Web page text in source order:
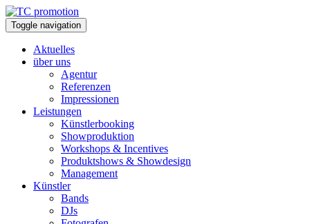
Toggle navigation
Aktuelles
über uns
Agentur
Referenzen
Impressionen
Leistungen
Künstlerbooking
Showproduktion
Workshops & Incentives
Produktshows & Showdesign
Management
Künstler
Bands
DJs